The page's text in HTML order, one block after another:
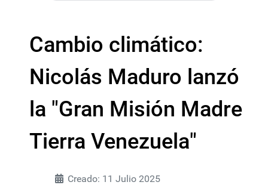
Cambio climático:
Nicolás Maduro lanzó
la "Gran Misión Madre
Tierra Venezuela"
Creado: 11 Julio 2025